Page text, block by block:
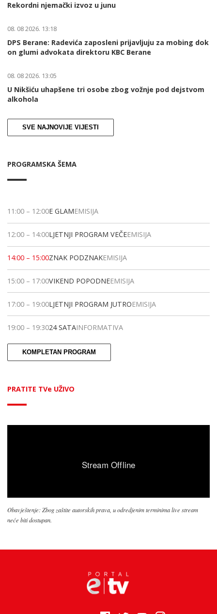
Rekordni njemački izvoz u junu
08. 08 2026. 13:18
DPS Berane: Radevića zaposleni prijavljuju za mobing dok
on glumi advokata direktoru KBC Berane
08. 08 2026. 13:05
U Nikšiću uhapšene tri osobe zbog vožnje pod dejstvom
alkohola
SVE NAJNOVIJE VIJESTI
PROGRAMSKA ŠEMA
11:00 – 12:00E GLAMEMISIJA
12:00 – 14:00LJETNJI PROGRAM VEČEEMISIJA
14:00 – 15:00ZNAK PODZNAKEMISIJA
15:00 – 17:00VIKEND POPODNEEMISIJA
17:00 – 19:00LJETNJI PROGRAM JUTROEMISIJA
19:00 – 19:3024 SATAINFORMATIVA
KOMPLETAN PROGRAM
PRATITE TVe UŽIVO
Obavještenje: Zbog zaštite autorskih prava, u odredjenim terminima live stream
neće biti dostupan.